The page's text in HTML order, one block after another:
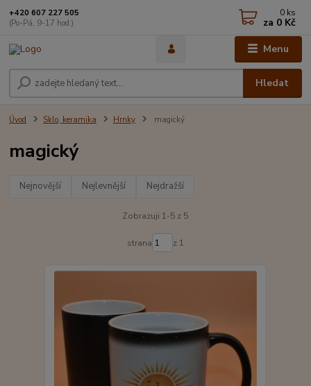
Menu
Hledat
+420 607 227 505
(Po-Pá, 9-17 hod.)
0 ks
za 0 Kč
Úvod Sklo, keramika Hrnky magický
magický
Nejnovější Nejlevnější Nejdražší
Zobrazuji 1-5 z 5
strana z 1